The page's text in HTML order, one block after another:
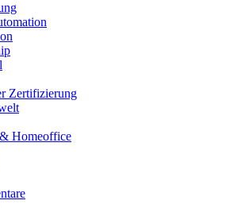
Zertifizierung
Homeoffice